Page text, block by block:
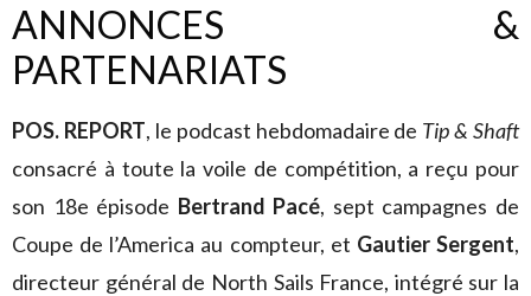
ANNONCES &
PARTENARIATS
POS. REPORT, le podcast hebdomadaire de Tip & Shaft
consacré à toute la voile de compétition, a reçu pour
son 18e épisode Bertrand Pacé, sept campagnes de
Coupe de l’America au compteur, et Gautier Sergent,
directeur général de North Sails France, intégré sur la